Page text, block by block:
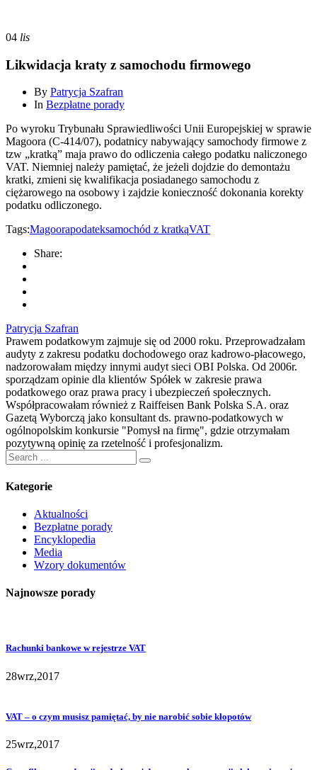
04 lis
Likwidacja kraty z samochodu firmowego
By Patrycja Szafran
In Bezpłatne porady
Po wyroku Trybunału Sprawiedliwości Unii Europejskiej w sprawie
Magoora (C-414/07), podatnicy nabywający samochody firmowe z
tzw „kratką” maja prawo do odliczenia całego podatku naliczonego
VAT. Niemniej należy pamiętać, że jeżeli dojdzie do demontażu
kratki, zmieni się kwalifikacja posiadanego samochodu z
ciężarowego na osobowy i zajdzie konieczność dokonania korekty
podatku odliczonego.
Tags:Magoorapodateksamochód z kratkąVAT
Share:
Patrycja Szafran
Prawem podatkowym zajmuje się od 2000 roku. Przeprowadzałam
audyty z zakresu podatku dochodowego oraz kadrowo-płacowego,
nadzorowałam między innymi audyt sieci OBI Polska. Od 2006r.
sporządzam opinie dla klientów Spółek w zakresie prawa
podatkowego oraz prawa pracy i ubezpieczeń społecznych.
Współpracowałam również z Raiffeisen Bank Polska S.A. oraz
Gazetą Wyborczą jako konsultant ds. prawno-podatkowych w
ogólnopolskim konkursie "Pomysł na firmę", gdzie otrzymałam
pozytywną opinię za rzetelność i profesjonalizm.
Search
for:
Kategorie
Aktualności
Bezpłatne porady
Encyklopedia
Media
Wzory dokumentów
Najnowsze porady
Rachunki bankowe w rejestrze VAT
28wrz,2017
VAT – o czym musisz pamiętać, by nie narobić sobie kłopotów
25wrz,2017